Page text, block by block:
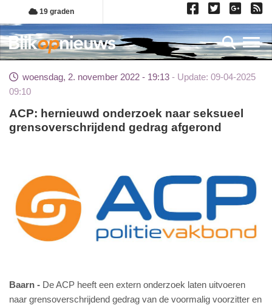
Overslaan
en
naar
de
gaan
19 graden
woensdag, 2. november 2022 - 19:13
Update: 09-04-2025
09:10
ACP: hernieuwd onderzoek naar seksueel
grensoverschrijdend gedrag afgerond
Baarn
De ACP heeft een extern onderzoek laten uitvoeren
naar grensoverschrijdend gedrag van de voormalig voorzitter en